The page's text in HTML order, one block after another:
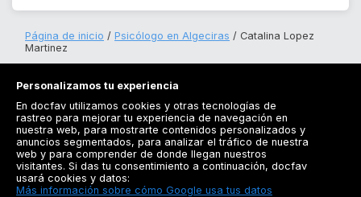
Página de inicio Psicólogo en Algeciras
Catalina Lopez
Martinez
Registrarse
Docfav
Personalizamos tu experiencia
En docfav utilizamos cookies y otras tecnologías de
rastreo para mejorar tu experiencia de navegación en
nuestra web, para mostrarte contenidos personalizados y
anuncios segmentados, para analizar el tráfico de nuestra
web y para comprender de donde llegan nuestros
visitantes. Si das tu consentimiento a continuación, docfav
usará cookies y datos:
Más información sobre cómo Google usa tus datos